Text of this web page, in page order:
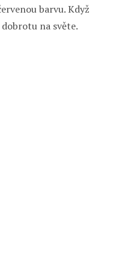
barvu. Když
na světe.